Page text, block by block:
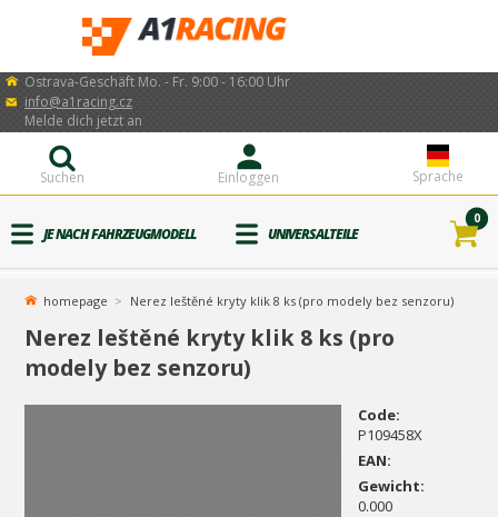
Ostrava-Geschäft Mo. - Fr. 9:00 - 16:00 Uhr
info@a1racing.cz
Sprache
Einloggen
Melde dich jetzt an
Suchen
JE NACH FAHRZEUGMODELL UNIVERSALTEILE
0
homepage Nerez leštěné kryty klik 8 ks (pro modely bez senzoru)
Nerez leštěné kryty klik 8 ks (pro
modely bez senzoru)
Code:
P109458X
EAN:
Gewicht:
0.000